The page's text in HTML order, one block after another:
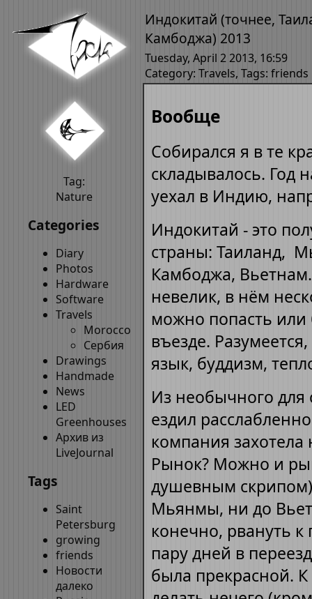
Tag:
Nature
Categories
Diary
Photos
Hardware
Software
Travels
Morocco
Сербия
Drawings
Handmade
News
LED
Greenhouses
Архив из
LiveJournal
Tags
Saint
Petersburg
growing
friends
Новости
далеко
Индокитай (точнее,
Камбоджа) 2013
Tuesday, April 2 2013, 16:59
Category: Travels, Tags: friends
Вообще
Собирался я в те
складывалось. Год
уехал в Индию,
Индокитай - это
страны: Таиланд,
Камбоджа,
невелик, в нём
можно попасть или
въезде.
язык, буддизм,
Из необычного для
ездил
компания
Рынок? Можно и
душевным
Мьянмы, ни до
конечно, рвануть
пару дней в
была прекрасной.